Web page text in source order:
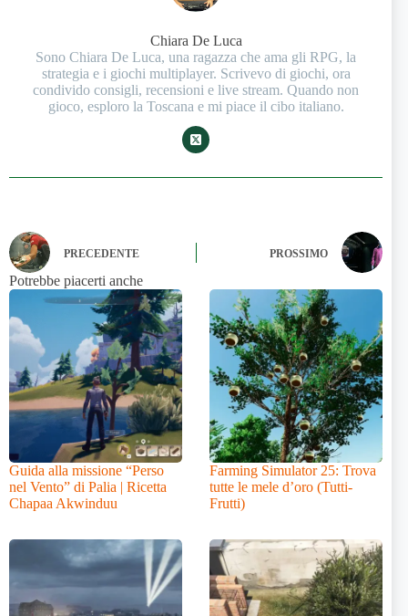
Chiara De Luca
Sono Chiara De Luca, una ragazza che ama gli RPG, la
strategia e i giochi multiplayer. Scrivevo di giochi, ora
condivido consigli, recensioni e live stream. Quando non
gioco, esploro la Toscana e mi piace il cibo italiano.
PRECEDENTE PROSSIMO
Potrebbe piacerti anche
Guida alla missione “Perso
nel Vento” di Palia | Ricetta
Chapaa Akwinduu
Farming Simulator 25: Trova
tutte le mele d’oro (Tutti-
Frutti)